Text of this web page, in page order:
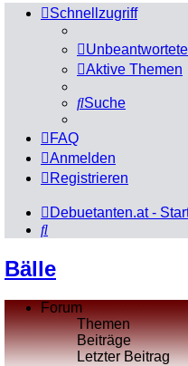
Schnellzugriff
Aktive Themen
Suche
FAQ
Anmelden
Registrieren
Debuetanten.at -
Suche
Bälle
Forum
Themen
Beiträge
Letzter Beitrag